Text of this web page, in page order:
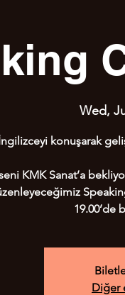
Wed,
konuşarak
KMK Sanat’a
19.00’de
Diğer